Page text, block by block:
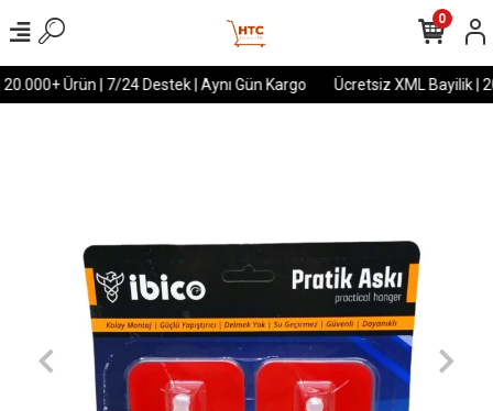
Ürün | 7/24 Destek | Aynı Gün Kargo Ücretsiz XML Bayilik |
0